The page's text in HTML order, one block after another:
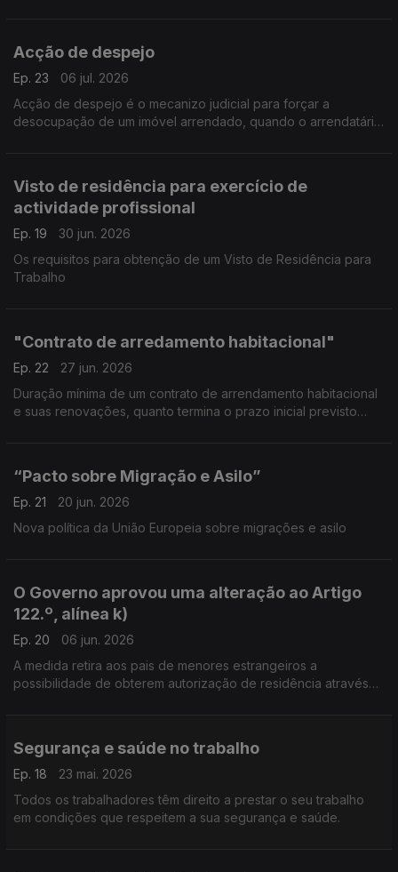
Acção de despejo
Ep. 23
06 jul. 2026
Acção de despejo é o mecanizo judicial para forçar a
desocupação de um imóvel arrendado, quando o arrendatário
Visto de residência para exercício de
actividade profissional
Ep. 19
30 jun. 2026
Os requisitos para obtenção de um Visto de Residência para
Trabalho
"Contrato de arredamento habitacional"
Ep. 22
27 jun. 2026
Duração mínima de um contrato de arrendamento habitacional
e suas renovações, quanto termina o prazo inicial previsto
“Pacto sobre Migração e Asilo”
Ep. 21
20 jun. 2026
Nova política da União Europeia sobre migrações e asilo
O Governo aprovou uma alteração ao Artigo
122.º, alínea k)
Ep. 20
06 jun. 2026
A medida retira aos pais de menores estrangeiros a
possibilidade de obterem autorização de residência através
Segurança e saúde no trabalho
Ep. 18
23 mai. 2026
Todos os trabalhadores têm direito a prestar o seu trabalho
em condições que respeitem a sua segurança e saúde.